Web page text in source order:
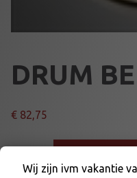
DRUM
€ 82,75
D
Wij zijn ivm vakantie